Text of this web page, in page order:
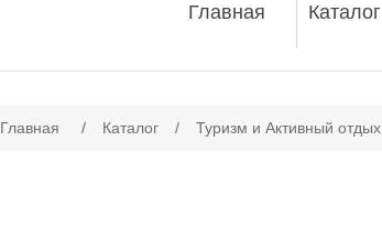
Главная Каталог
Главная / Каталог / Туризм и Активный отдых